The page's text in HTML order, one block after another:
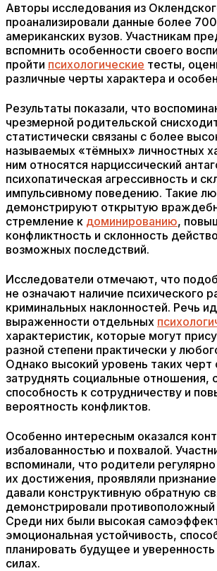
Авторы исследования из
проанализировали данные более
американских вузов. Участникам
вспомнить особенности своего
пройти психологические тесты,
различные черты характера и
Результаты показали, что
чрезмерной родительской
статистически связаны с более
называемых «тёмных» личностных
ним относятся нарциссический
психопатическая агрессивность и
импульсивному поведению. Такие
демонстрируют открытую
стремление к доминированию,
конфликтность и склонность
возможных последствий.
Исследователи отмечают, что
не означают наличие психического
криминальных наклонностей. Речь
выраженности отдельных
характеристик, которые могут
разной степени практически у
Однако высокий уровень таких черт
затруднять социальные отношения,
способность к сотрудничеству и
вероятность конфликтов.
Особенно интересным оказался
избалованностью и похвалой.
вспоминали, что родители
их достижения, проявляли
давали конструктивную обратную
демонстрировали противоположный
Среди них были высокая
эмоциональная устойчивость,
планировать будущее и
силах.